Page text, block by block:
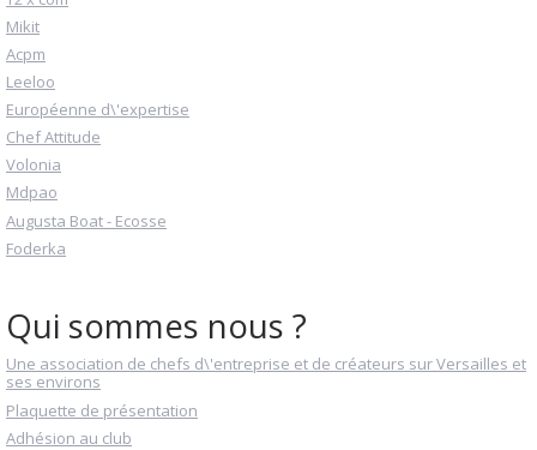
Mikit
Acpm
Leeloo
Européenne d\'expertise
Chef Attitude
Volonia
Mdpao
Augusta Boat - Ecosse
Foderka
Qui sommes nous ?
Une association de chefs d\'entreprise et de créateurs sur Versailles et
ses environs
Plaquette de présentation
Adhésion au club